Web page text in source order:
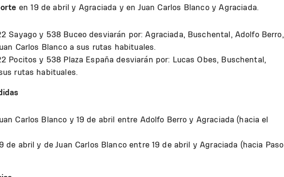
en 19 de abril y Agraciada y en Juan Carlos Blanco y Agraciada.
Sayago y 538 Buceo desviarán por: Agraciada, Buschental, Adolfo Berro,
Carlos Blanco a sus rutas habituales.
Pocitos y 538 Plaza España desviarán por: Lucas Obes, Buschental,
rutas habituales.
Carlos Blanco y 19 de abril entre Adolfo Berro y Agraciada (hacia el
de abril y de Juan Carlos Blanco entre 19 de abril y Agraciada (hacia Paso